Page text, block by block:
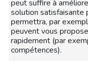
peut suffire à
solution satisfaisante
permettra, par
peuvent vous
rapidement (par
compétences).